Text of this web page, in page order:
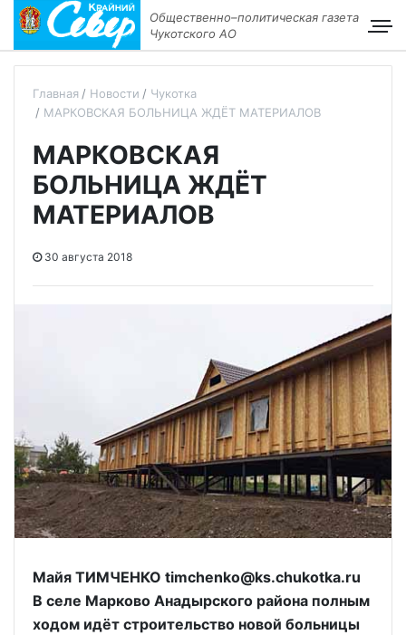
Общественно–политическая газета
Чукотского АО
Главная Новости
Чукотка
МАРКОВСКАЯ БОЛЬНИЦА ЖДЁТ МАТЕРИАЛОВ
МАРКОВСКАЯ
БОЛЬНИЦА ЖДЁТ
МАТЕРИАЛОВ
30 августа 2018
Майя ТИМЧЕНКО timchenko@ks.chukotka.ru
В селе Марково Анадырского района полным
ходом идёт строительство новой больницы